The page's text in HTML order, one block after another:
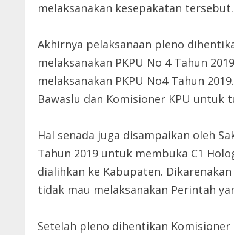
melaksanakan kesepakatan tersebut.
Akhirnya pelaksanaan pleno
melaksanakan PKPU No 4 Tahun
melaksanakan PKPU No4 Tahun
Bawaslu dan Komisioner KPU untuk
Hal senada juga disampaikan oleh
Tahun 2019 untuk membuka C1
dialihkan ke Kabupaten.
tidak mau melaksanakan Perintah
Setelah pleno dihentikan Komisioner